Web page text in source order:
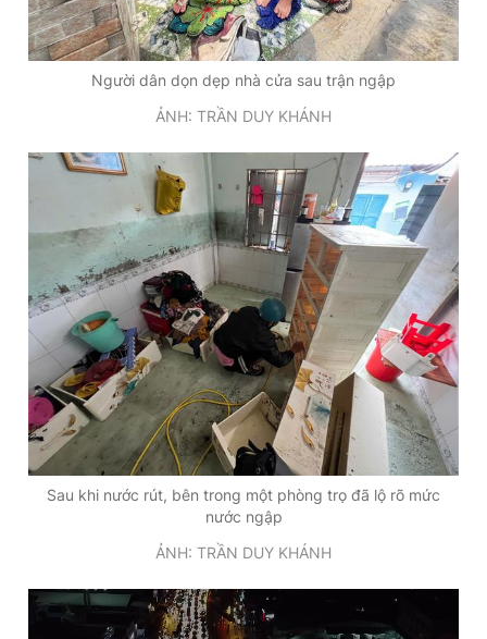
Người dân dọn dẹp nhà cửa sau trận ngập
ẢNH: TRẦN DUY KHÁNH
Sau khi nước rút, bên trong một phòng trọ đã lộ rõ mức
nước ngập
ẢNH: TRẦN DUY KHÁNH